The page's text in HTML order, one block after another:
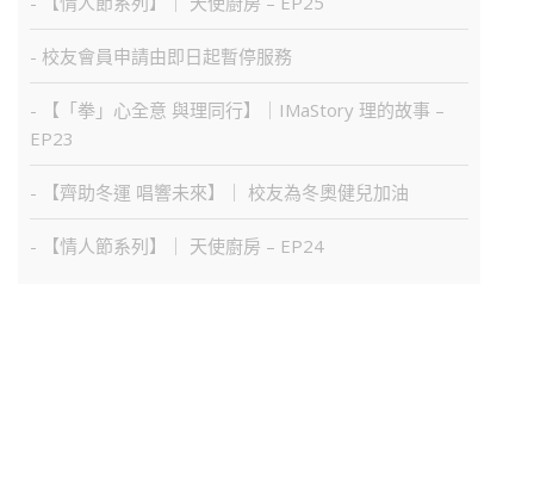
- 校友會員申請由即日起暫停服務
- 【「拳」心全意 與理同行】｜IMaStory 理的故事 –
EP23
- 【齊助冬運 唱響未來】｜ 校友為冬奧健兒加油
- 【情人節系列】｜ 天使廚房 – EP24